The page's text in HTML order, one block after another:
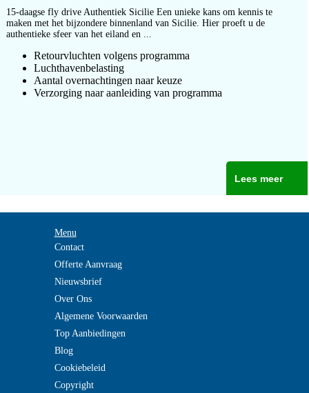
15-daagse fly drive Authentiek Sicilie Een unieke kans om kennis te
maken met het bijzondere binnenland van Sicilie. Hier proeft u de
authentieke sfeer van het eiland en ...
Retourvluchten volgens programma
Luchthavenbelasting
Aantal overnachtingen naar keuze
Verzorging naar aanleiding van programma
Lees meer
Menu
Contact
Offerte Aanvraag
Nieuwsbrief
Over Ons
Algemene Voorwaarden
Top Aanbiedingen
Blog
Cookiebeleid
Copyright